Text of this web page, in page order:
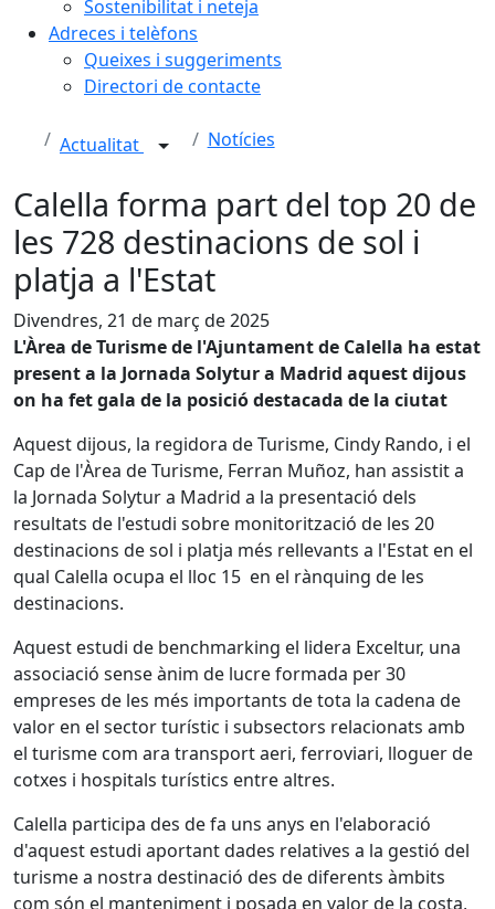
Sostenibilitat i neteja
Adreces i telèfons
Queixes i suggeriments
Directori de contacte
Actualitat Notícies
Calella forma part del top 20 de
les 728 destinacions de sol i
platja a l'Estat
Divendres, 21 de març de 2025
L'Àrea de Turisme de l'Ajuntament de Calella ha estat
present a la Jornada Solytur a Madrid aquest dijous
on ha fet gala de la posició destacada de la ciutat
Aquest dijous, la regidora de Turisme, Cindy Rando, i el
Cap de l'Àrea de Turisme, Ferran Muñoz, han assistit a
la Jornada Solytur a Madrid a la presentació dels
resultats de l'estudi sobre monitorització de les 20
destinacions de sol i platja més rellevants a l'Estat en el
qual Calella ocupa el lloc 15 en el rànquing de les
destinacions.
Aquest estudi de benchmarking el lidera Exceltur, una
associació sense ànim de lucre formada per 30
empreses de les més importants de tota la cadena de
valor en el sector turístic i subsectors relacionats amb
el turisme com ara transport aeri, ferroviari, lloguer de
cotxes i hospitals turístics entre altres.
Calella participa des de fa uns anys en l'elaboració
d'aquest estudi aportant dades relatives a la gestió del
turisme a nostra destinació des de diferents àmbits
com són el manteniment i posada en valor de la costa,